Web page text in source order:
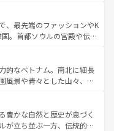
情報
しい。
おり、サーフィンやダイ
トドア好きにはたまらな
力を存分に味わいつくそ
湾東部など、都市の喧騒
、訪れる人に新しい発見と
、奥深い台湾の食文化も魅
、バラエティ豊かな料理
台湾情報は コンテンツ一覧を参
、最先端のファッションやK
。首都ソウルの宮殿や伝統
の自然美を楽しむことが
、絶品のストリートフード
っている。夜には、韓国な
彩な魅力を心ゆくまで味
。 なお、新着の韓国情報はコンテンツ一
的なベトナム。南北に細長
風景や青々とした山々、世
ハノイの古い町並みやホ
の建物も、独特の雰囲気を
ティの豊かさとおいしさで
豊かな自然と歴史が息づく
が立ち並ぶ一方、伝統的な